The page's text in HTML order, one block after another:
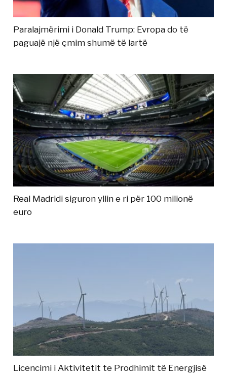
Paralajmërimi i Donald Trump: Evropa do të
paguajë një çmim shumë të lartë
Real Madridi siguron yllin e ri për 100 milionë
euro
Licencimi i Aktivitetit te Prodhimit të Energjisë